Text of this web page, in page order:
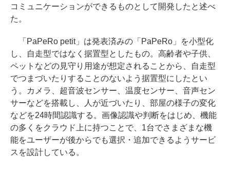
コミュニケーションができるものとして開発したと述べ
た。
「PaPeRo petit」は発表済みの「PaPeRo」を小型化
し、自走型ではなく据置型としたもの。高齢者や子供、
ペットなどの見守り用途が想定されることから、自走型
でつまづいたりすることのないよう据置型にしたとい
う。カメラ、超音波センサー、温度センサー、音声セン
サーなどを搭載し、人が近づいたり、部屋の様子の変化
などを24時間認識する。画像認識や判断をはじめ、機能
の多くをクラウド上に持つことで、1台でさまざまな機
能をユーザーが後からでも選択・追加できるようサービ
スを設計している。